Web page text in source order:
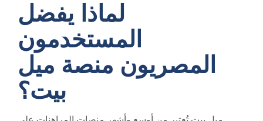
لماذا يفضل
المستخدمون
المصريون منصة ميل
بيت؟